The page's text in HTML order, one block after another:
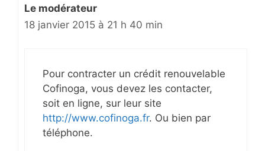
Le modérateur
18 janvier 2015 à 21 h 40 min
Pour contracter un crédit renouvelable
Cofinoga, vous devez les contacter,
soit en ligne, sur leur site
http://www.cofinoga.fr. Ou bien par
téléphone.